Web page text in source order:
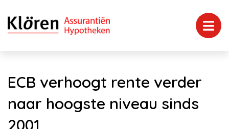
ECB verhoogt rente verder
naar hoogste niveau sinds
2001